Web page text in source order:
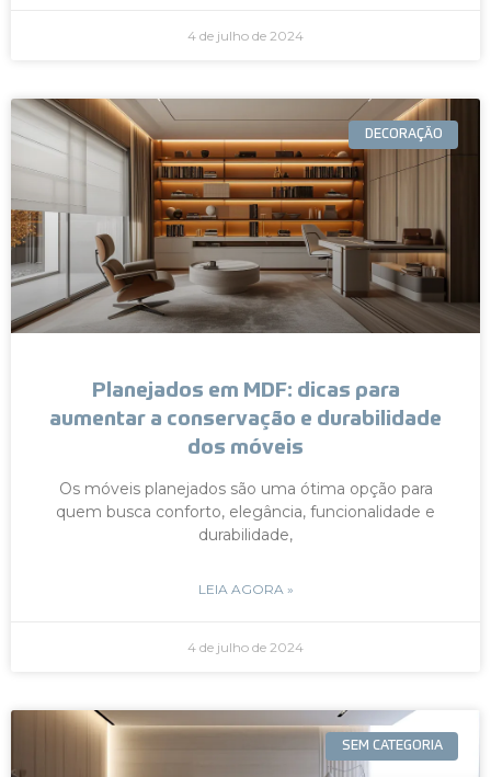
4 de julho de 2024
DECORAÇÃO
Planejados em MDF: dicas para
aumentar a conservação e durabilidade
dos móveis
Os móveis planejados são uma ótima opção para
quem busca conforto, elegância, funcionalidade e
durabilidade,
LEIA AGORA »
4 de julho de 2024
SEM CATEGORIA